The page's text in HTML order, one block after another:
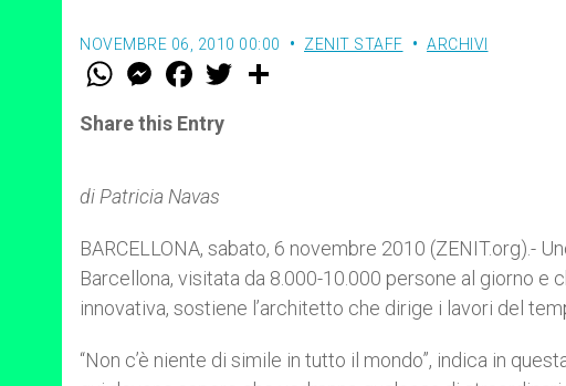
NOVEMBRE 06, 2010 00:00 ZENIT STAFF ARCHIVI
W
t
s
p
M
e
s
e
e
r
F
a
e
b
k
w
Share this Entry
di Patricia Navas
BARCELLONA, sabato, 6 novembre 2010 (ZENIT.org).-
Barcellona, visitata da 8.000-10.000 persone al giorno
innovativa, sostiene l’architetto che dirige i lavori del
“Non c’è niente di simile in tutto il mondo”, indica in